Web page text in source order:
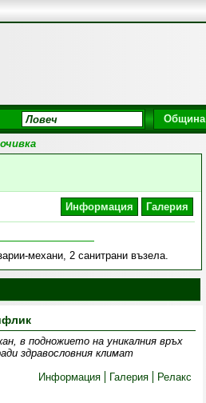
Община
Информация Галерия
механи, 2 санитрани възела.
в подножието на уникалния връх
здравословния климат
Информация
Галерия Релакс